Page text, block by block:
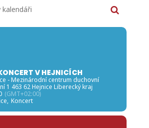
V HEJNICÍCH
- Mezinárodní centrum duchovní
1 463 62 Hejnice Liberecký kraj
(GMT+02:00)
Koncert